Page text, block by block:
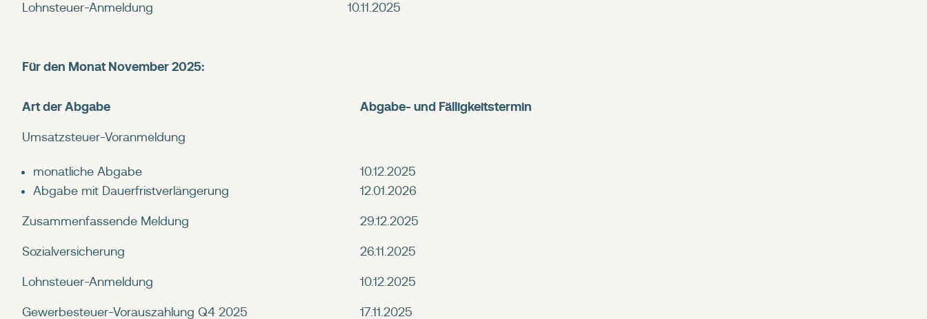
Lohnsteuer-Anmeldung 10.11.2025
Für den Monat November 2025:
Art der Abgabe Abgabe- und Fälligkeitstermin
Umsatzsteuer-Voranmeldung
monatliche Abgabe
Abgabe mit Dauerfristverlängerung
10.12.2025
12.01.2026
Zusammenfassende Meldung 29.12.2025
Sozialversicherung 26.11.2025
Lohnsteuer-Anmeldung 10.12.2025
Gewerbesteuer-Vorauszahlung Q4 2025 17.11.2025